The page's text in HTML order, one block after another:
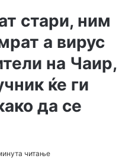
стари, ним
а вирус
на Чаир,
ќе ги
да се
читање